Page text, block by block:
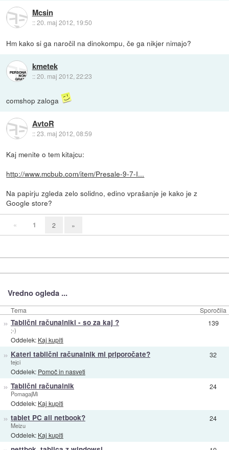
Mcsin
::20. maj 2012, 19:50
Hm kako si ga naročil na dinokompu, če ga nikjer nimajo?
kmetek
::20. maj 2012, 22:23
comshop zaloga
AvtoR
::23. maj 2012, 08:59
Kaj menite o tem kitajcu:
http://www.mcbub.com/item/Presale-9-7-I...
Na papirju zgleda zelo solidno, edino vprašanje je kako je z
Google store?
« 1 2 »
Vredno ogleda ...
Tema Sporočila
» Tablični računalniki - so za kaj ?
;-)
Oddelek: Kaj kupiti
139
» Kateri tablični računalnik mi priporočate?
tejci
Oddelek: Pomoč in nasveti
32
» Tablični računalnik
PomagajMi
Oddelek: Kaj kupiti
24
» tablet PC ali netbook?
Meizu
Oddelek: Kaj kupiti
24